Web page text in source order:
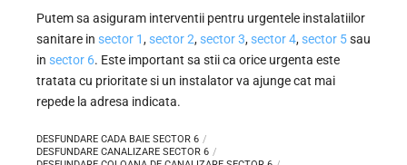
Putem sa asiguram interventii pentru urgentele instalatiilor
sanitare in sector 1, sector 2, sector 3, sector 4, sector 5sau
in sector 6. Este important sa stii ca orice urgenta este
tratata cu prioritate si un instalator va ajunge cat mai
repede la adresa indicata.
DESFUNDARE CADA BAIE SECTOR 6
DESFUNDARE CANALIZARE SECTOR 6